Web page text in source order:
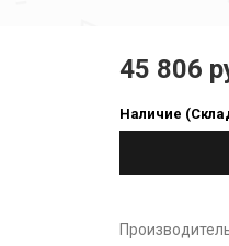
45 806
Наличие